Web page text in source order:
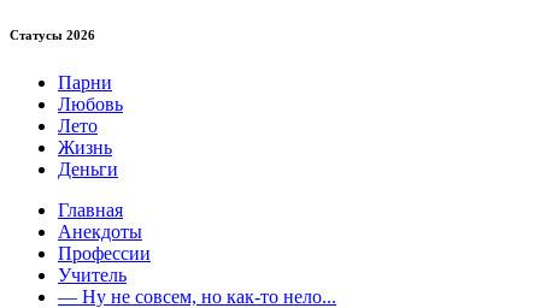
Статуcы 2026
Парни
Любовь
Лето
Жизнь
Деньги
Главная
Анекдоты
Профессии
Учитель
— Ну не совсем, но как-то нело...